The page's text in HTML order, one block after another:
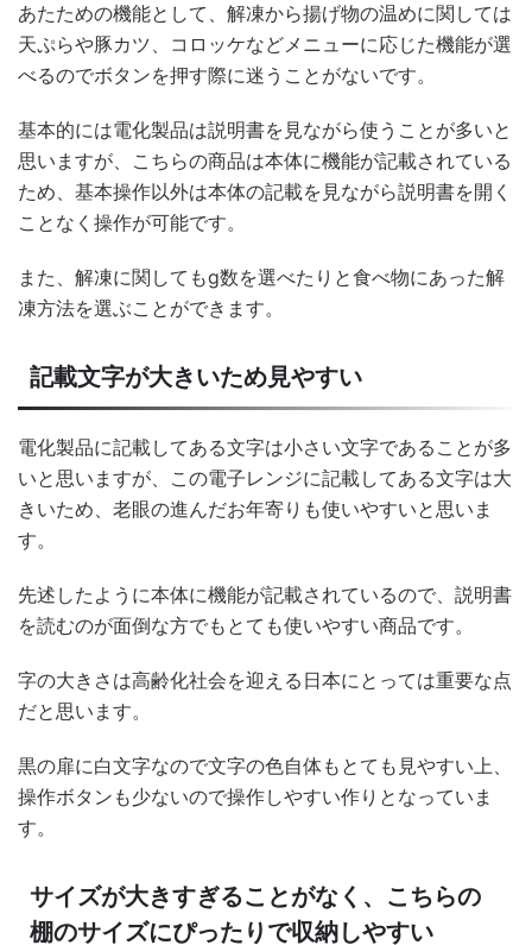
あたための機能として、解凍から揚げ物の温めに関しては
天ぷらや豚カツ、コロッケなどメニューに応じた機能が選
べるのでボタンを押す際に迷うことがないです。
基本的には電化製品は説明書を見ながら使うことが多いと
思いますが、こちらの商品は本体に機能が記載されている
ため、基本操作以外は本体の記載を見ながら説明書を開く
ことなく操作が可能です。
また、解凍に関してもg数を選べたりと食べ物にあった解
凍方法を選ぶことができます。
記載文字が大きいため見やすい
電化製品に記載してある文字は小さい文字であることが多
いと思いますが、この電子レンジに記載してある文字は大
きいため、老眼の進んだお年寄りも使いやすいと思いま
す。
先述したように本体に機能が記載されているので、説明書
を読むのが面倒な方でもとても使いやすい商品です。
字の大きさは高齢化社会を迎える日本にとっては重要な点
だと思います。
黒の扉に白文字なので文字の色自体もとても見やすい上、
操作ボタンも少ないので操作しやすい作りとなっていま
す。
サイズが大きすぎることがなく、こちらの
棚のサイズにぴったりで収納しやすい